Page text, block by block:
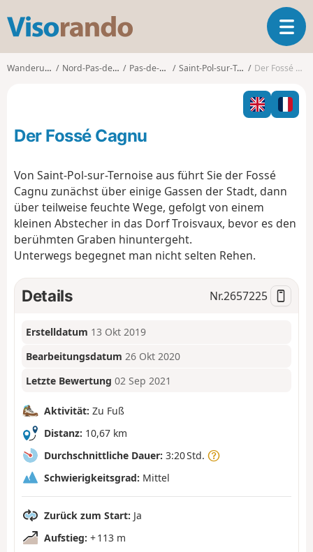
s
o
o
T
o
g
l
n
a
i
Wanderungen Nord-Pas-de-Calais Pas-de-Calais Saint-Pol-sur-Ternoise Der Fossé Cagnu
Der Fossé Cagnu
Von Saint-Pol-sur-Ternoise aus führt Sie der Fossé
Cagnu zunächst über einige Gassen der Stadt, dann
über teilweise feuchte Wege, gefolgt von einem
kleinen Abstecher in das Dorf Troisvaux, bevor es den
berühmten Graben hinuntergeht.
Unterwegs begegnet man nicht selten Rehen.
Details Nr.2657225
Erstelldatum 13 Okt 2019
Bearbeitungsdatum 26 Okt 2020
Letzte Bewertung 02 Sep 2021
Aktivität: Zu Fuß
Distanz: 10,67 km
Durchschnittliche Dauer: 3:20 Std.
Schwierigkeitsgrad: Mittel
Zurück zum Start: Ja
Aufstieg: + 113 m